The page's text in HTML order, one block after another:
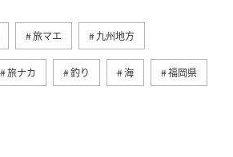
旅マエ 九州地方
旅ナカ 釣り 海 福岡県